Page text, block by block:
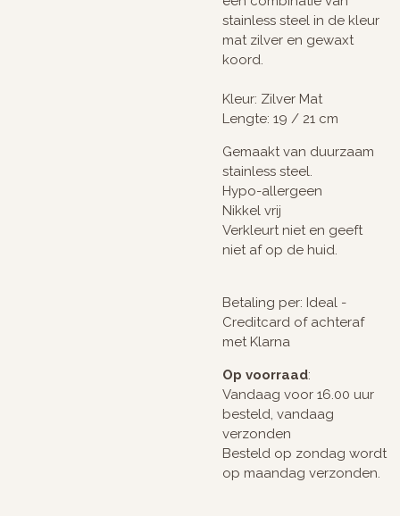
stainless steel in de kleur
mat zilver en gewaxt
koord.
Kleur: Zilver Mat
Lengte: 19 / 21 cm
Gemaakt van duurzaam
stainless steel.
Hypo-allergeen
Nikkel vrij
Verkleurt niet en geeft
niet af op de huid.
Betaling per: Ideal -
Creditcard of achteraf
met Klarna
Op voorraad:
Vandaag voor 16.00 uur
besteld, vandaag
verzonden
Besteld op zondag wordt
op maandag verzonden.